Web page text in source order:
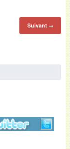
Suivant →